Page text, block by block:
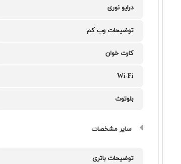
درایو نوری
توضیحات وب کم
کارت خوان
Wi-Fi
بلوتوث
سایر مشخصات
توضیحات باتری